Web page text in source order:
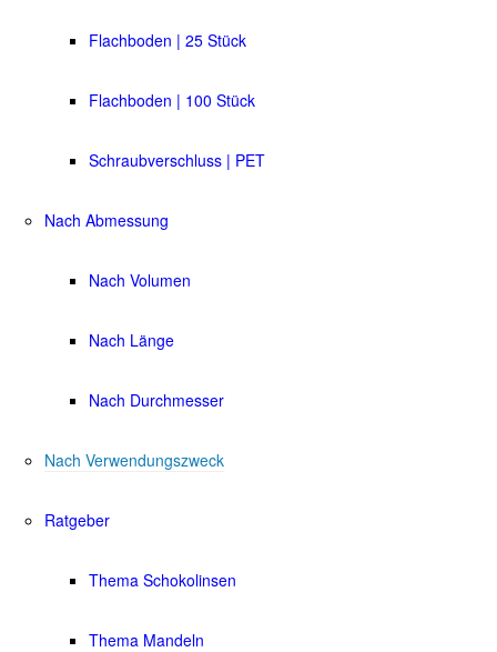
Flachboden | 25 Stück
Flachboden | 100 Stück
Schraubverschluss | PET
Nach Abmessung
Nach Volumen
Nach Länge
Nach Durchmesser
Nach Verwendungszweck
Ratgeber
Thema Schokolinsen
Thema Mandeln